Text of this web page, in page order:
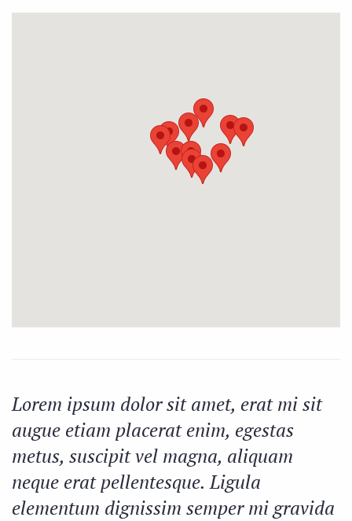
Lorem ipsum dolor sit amet, erat mi sit
augue etiam placerat enim, egestas
metus, suscipit vel magna, aliquam
neque erat pellentesque. Ligula
elementum dignissim semper mi gravida